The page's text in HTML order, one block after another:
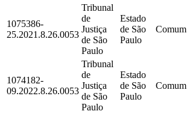
1075386-
25.2021.8.26.0053
Tribunal
de
Justiça
de São
Paulo
Estado
de São
Paulo
Comum
1074182-
09.2022.8.26.0053
Tribunal
de
Justiça
de São
Paulo
Estado
de São
Paulo
Comum